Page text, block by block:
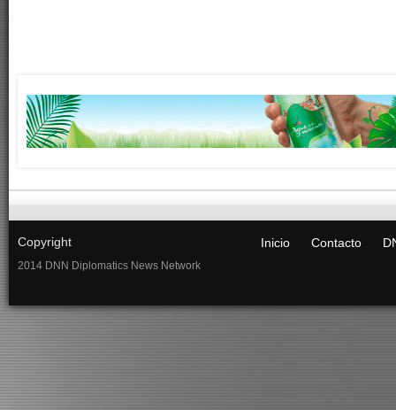
Copyright
2014 DNN Diplomatics News Network
Inicio Contacto